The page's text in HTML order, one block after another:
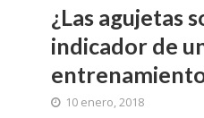
¿Las agujetas
indicador de
10 enero, 2018